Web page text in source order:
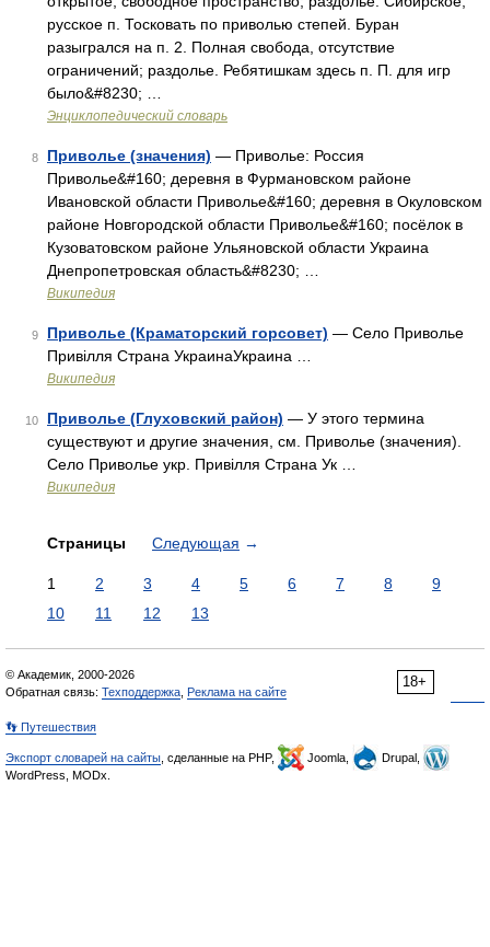
русское п. Тосковать по приволью степей. Буран
разыгрался на п. 2. Полная свобода, отсутствие
ограничений; раздолье. Ребятишкам здесь п. П. для игр
было&#8230; …
Энциклопедический словарь
8 Приволье (значения) — Приволье: Россия
Приволье&#160; деревня в Фурмановском районе
Ивановской области Приволье&#160; деревня в Окуловском
районе Новгородской области Приволье&#160; посёлок в
Кузоватовском районе Ульяновской области Украина
Днепропетровская область&#8230; …
Википедия
9 Приволье (Краматорский горсовет) — Село Приволье
Привілля Страна УкраинаУкраина …
Википедия
10 Приволье (Глуховский район) — У этого термина
существуют и другие значения, см. Приволье (значения).
Село Приволье укр. Привілля Страна Ук …
Википедия
Страницы Следующая →
1 2 3 4 5 6 7 8
9
10
11 12 13
18+
© Академик, 2000-2026
Обратная связь: Техподдержка Реклама на сайте
👣 Путешествия
Экспорт словарей на сайты , сделанные на PHP, Joomla,
Drupal,
WordPress, MODx.